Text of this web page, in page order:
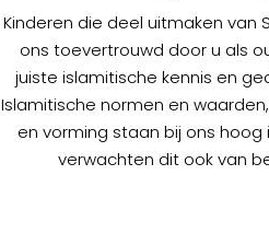
Kinderen die deel uitmaken van
ons toevertrouwd door u als
juiste islamitische kennis en
Islamitische normen en
en vorming staan bij ons hoog
verwachten dit ook van